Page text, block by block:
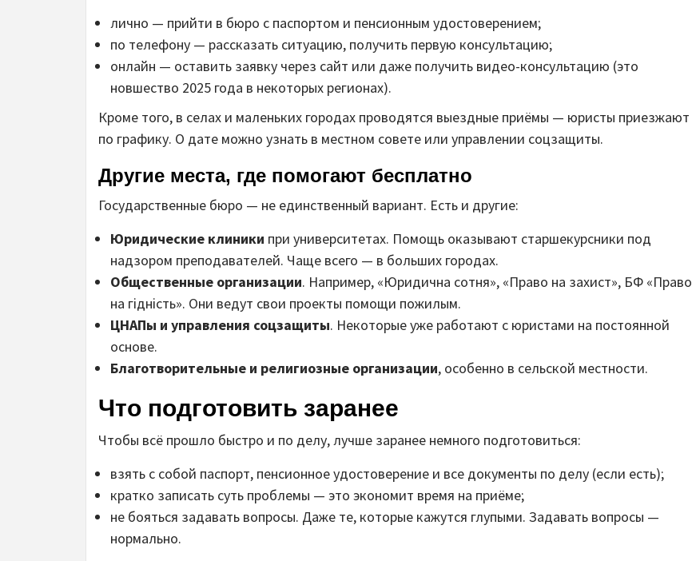
лично — прийти в бюро с паспортом и пенсионным удостоверением;
по телефону — рассказать ситуацию, получить первую консультацию;
онлайн — оставить заявку через сайт или даже получить видео-консультацию (это
новшество 2025 года в некоторых регионах).
Кроме того, в селах и маленьких городах проводятся выездные приёмы — юристы приезжают
по графику. О дате можно узнать в местном совете или управлении соцзащиты.
Другие места, где помогают бесплатно
Государственные бюро — не единственный вариант. Есть и другие:
Юридические клиники при университетах. Помощь оказывают старшекурсники под
надзором преподавателей. Чаще всего — в больших городах.
Общественные организации. Например, «Юридична сотня», «Право на захист», БФ «Право
на гідність». Они ведут свои проекты помощи пожилым.
ЦНАПы и управления соцзащиты. Некоторые уже работают с юристами на постоянной
основе.
Благотворительные и религиозные организации, особенно в сельской местности.
Что подготовить заранее
Чтобы всё прошло быстро и по делу, лучше заранее немного подготовиться:
взять с собой паспорт, пенсионное удостоверение и все документы по делу (если есть);
кратко записать суть проблемы — это экономит время на приёме;
не бояться задавать вопросы. Даже те, которые кажутся глупыми. Задавать вопросы —
нормально.